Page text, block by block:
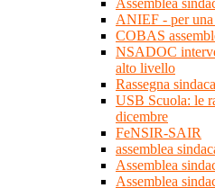
Assemblea
ANIEF - per una
COBAS
NSADOC
alto livello
Rassegna
USB Scuola: le
dicembre
FeNSIR-SAIR
assemblea
Assemblea
Assemblea